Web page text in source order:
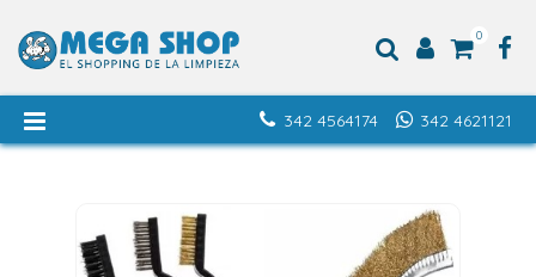
0
342 4621121
342 4564174